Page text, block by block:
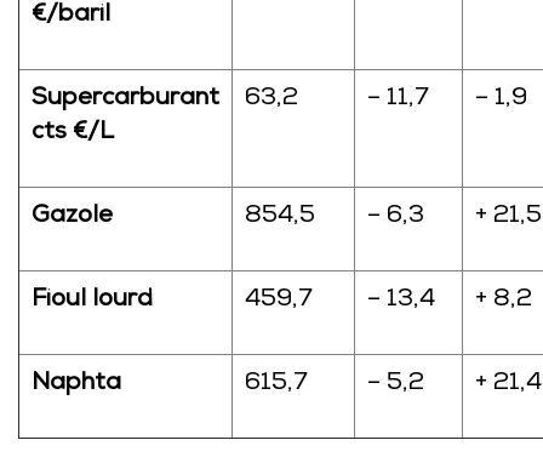
€/baril
Supercarburant
cts €/L
63,2 – 11,7 – 1,9
Gazole 854,5 – 6,3 + 21,5
Fioul lourd 459,7 – 13,4 + 8,2
Naphta 615,7 – 5,2 + 21,4